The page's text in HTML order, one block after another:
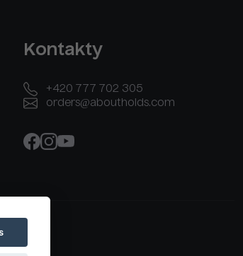
Kontakty
+420 777 702 305
orders@aboutholds.com